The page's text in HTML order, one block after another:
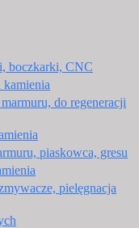
boczkarki, CNC
do regeneracji
piaskowca, gresu
pielęgnacja